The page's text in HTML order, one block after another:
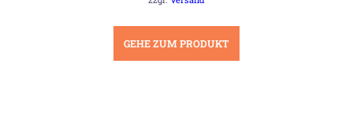
GEHE ZUM PRODUKT